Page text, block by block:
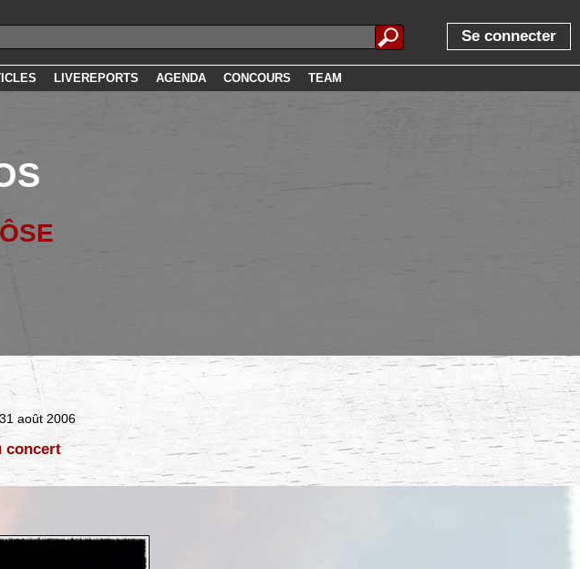
Se connecter
LIVEREPORTS AGENDA CONCOURS TEAM
août 2006
concert